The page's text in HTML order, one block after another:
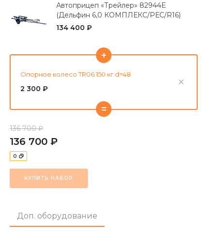
Автоприцеп «Трейлер» 82944E
(Дельфин 6,0 КОМПЛЕКС/РЕС/R16)
134 400 ₽
Опорное колесо TR06 150 кг d=48
2 300 ₽
+
=
136 700 ₽
136 700 ₽
0
КУПИТЬ НАБОР
Доп. оборудование